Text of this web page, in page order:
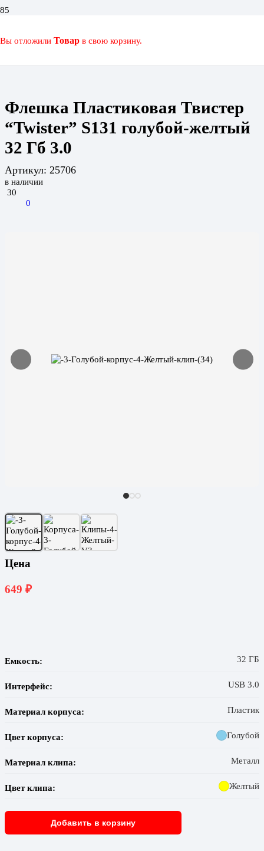
Вы отложили Товар в свою корзину.
КАТАЛОГ
Флешка Пластиковая Твистер
“Twister” S131 голубой-желтый
32 Гб 3.0
Артикул: 25706
в наличии
30
0
Цена
649 ₽
Емкость: 32 ГБ
Интерфейс: USB 3.0
Материал корпуса: Пластик
Цвет корпуса: Голубой
Материал клипа: Металл
Цвет клипа: Желтый
Добавить в корзину